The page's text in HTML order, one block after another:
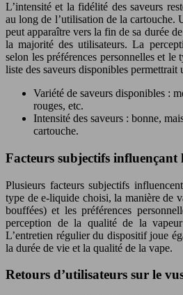
L’intensité et la fidélité des saveurs
au long de l’utilisation de la cartouche.
peut apparaître vers la fin de sa durée
la majorité des utilisateurs. La
selon les préférences personnelles et
liste des saveurs disponibles permettrait
Variété de saveurs disponibles :
rouges, etc.
Intensité des saveurs : bonne,
cartouche.
Facteurs subjectifs influençant
Plusieurs facteurs subjectifs
type de e-liquide choisi, la manière de
bouffées) et les préférences
perception de la qualité de la
L’entretien régulier du dispositif joue
la durée de vie et la qualité de la vape.
Retours d’utilisateurs sur le